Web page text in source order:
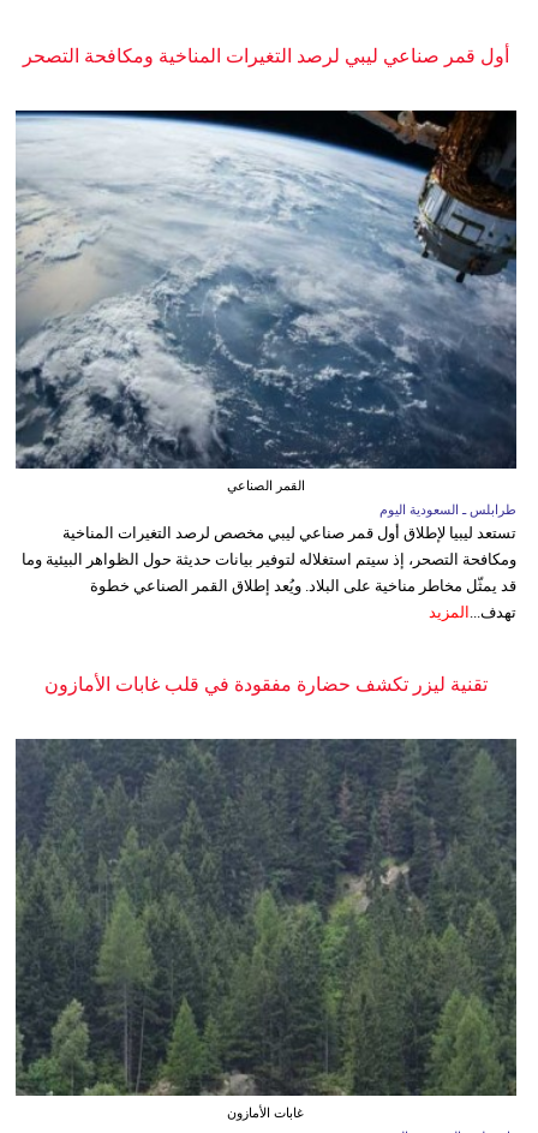
أول قمر صناعي ليبي لرصد التغيرات المناخية ومكافحة التصحر
القمر الصناعي
طرابلس ـ السعودية اليوم
تستعد ليبيا لإطلاق أول قمر صناعي ليبي مخصص لرصد التغيرات المناخية
ومكافحة التصحر، إذ سيتم استغلاله لتوفير بيانات حديثة حول الظواهر البيئية وما
قد يمثّل مخاطر مناخية على البلاد. ويُعد إطلاق القمر الصناعي خطوة
تهدف... المزيد
تقنية ليزر تكشف حضارة مفقودة في قلب غابات الأمازون
غابات الأمازون